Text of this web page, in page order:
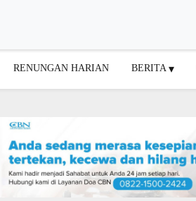
RENUNGAN HARIAN BERITA